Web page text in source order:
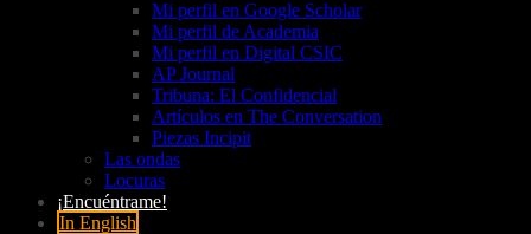
Mi perfil en Google Scholar
Mi perfil de Academia
Mi perfil en Digital CSIC
AP Journal
Tribuna: El Confidencial
Artículos en The Conversation
Piezas Incipit
Las ondas
Locuras
¡Encuéntrame!
In English